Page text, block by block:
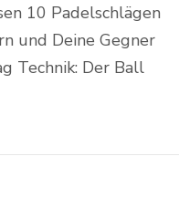
10 Padelschlägen
und Deine Gegner
Technik: Der Ball